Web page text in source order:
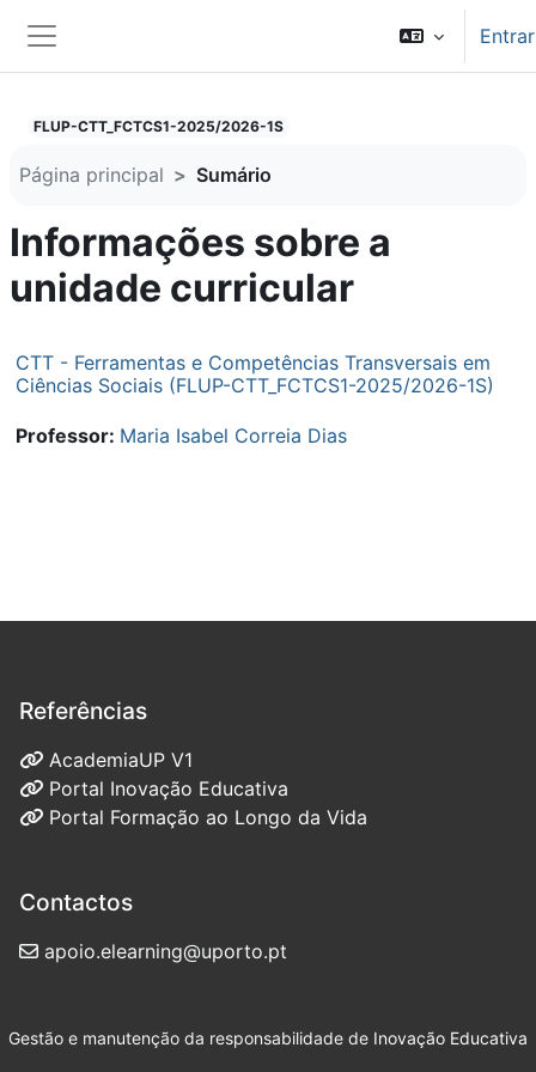
Painel lateral
Entrar
FLUP-CTT_FCTCS1-2025/2026-1S
Página principal Sumário
Informações sobre a
unidade curricular
CTT - Ferramentas e Competências Transversais em
Ciências Sociais (FLUP-CTT_FCTCS1-2025/2026-1S)
Professor: Maria Isabel Correia Dias
Referências
AcademiaUP V1
Portal Inovação Educativa
Portal Formação ao Longo da Vida
Contactos
apoio.elearning@uporto.pt
Gestão e manutenção da responsabilidade de Inovação Educativa